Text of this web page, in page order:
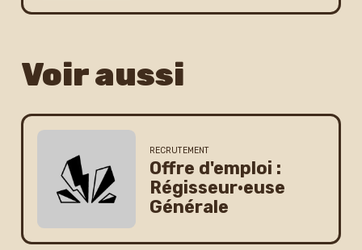
Voir aussi
RECRUTEMENT
Offre d'emploi :
Régisseur·euse
Générale